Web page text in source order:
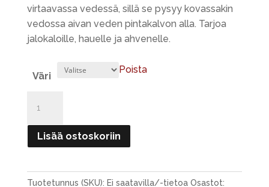
virtaavassa vedessä, sillä se pysyy kovassakin
vedossa aivan veden pintakalvon alla. Tarjoa
jalokaloille, hauelle ja ahvenelle.
Väri
Poista
Kumma
10g
määrä
Lisää ostoskoriin
Tuotetunnus (SKU): Ei saatavilla/-tietoa Osastot: